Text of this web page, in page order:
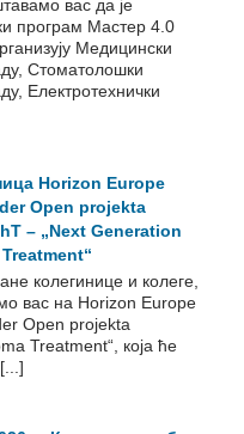
вас да је
програм Mастер 4.0
Медицински
Стоматолошки
Електротехнички
Horizon Europe
Open projekta
– „Next Generation
колегинице и колеге,
вас на Horizon Europe
Open projekta
Treatment“, која ће